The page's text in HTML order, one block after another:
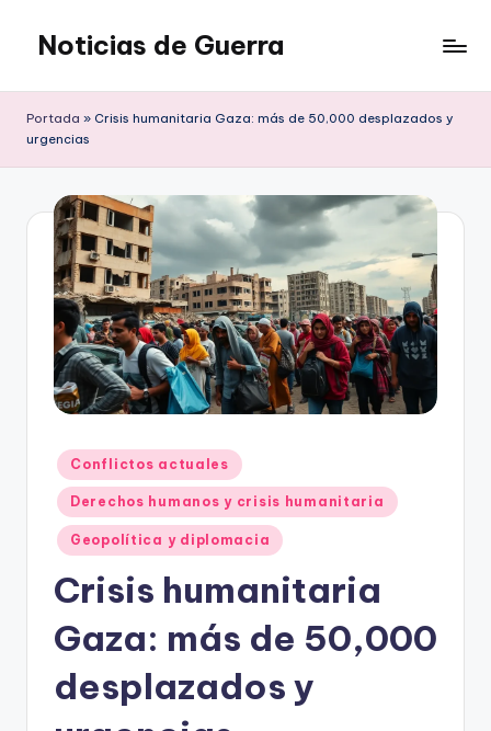
Saltar
contenido
Noticias de Guerra
Portada » Crisis humanitaria Gaza: más de 50,000 desplazados y
urgencias
Publicado
en
Conflictos actuales
Derechos humanos y crisis humanitaria
Geopolítica y diplomacia
Crisis humanitaria
Gaza: más de 50,000
desplazados y